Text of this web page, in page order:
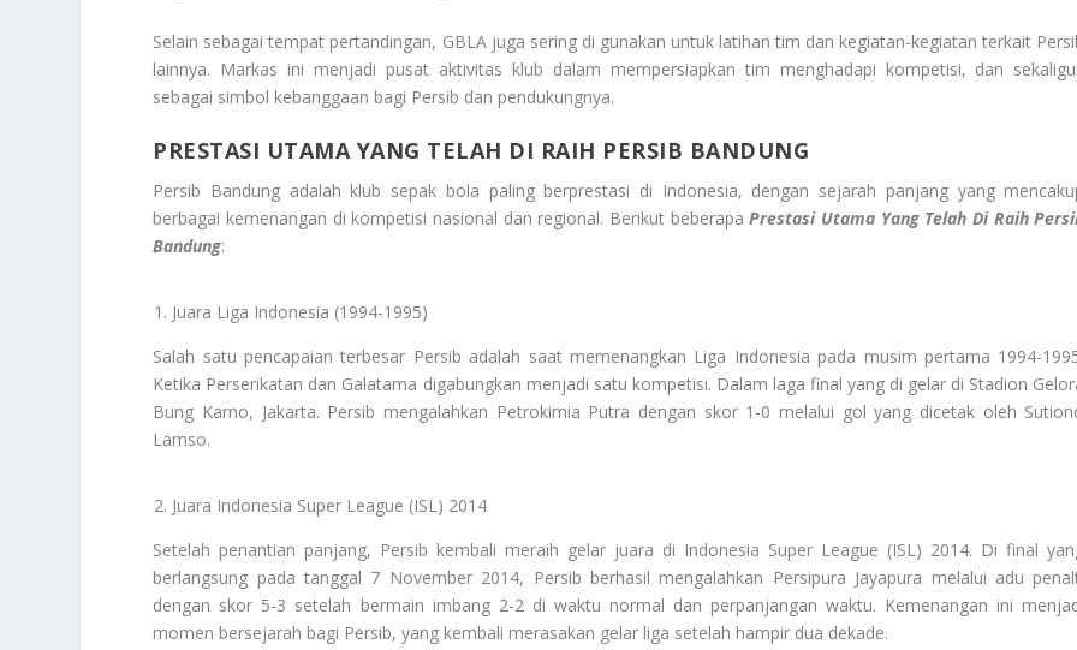
Selain sebagai tempat pertandingan, GBLA juga sering di gunakan untuk latihan tim dan kegiatan-kegiatan terkait
lainnya. Markas ini menjadi pusat aktivitas klub dalam mempersiapkan tim menghadapi kompetisi, dan
sebagai simbol kebanggaan bagi Persib dan pendukungnya.
PRESTASI UTAMA YANG TELAH DI RAIH PERSIB BANDUNG
Persib Bandung adalah klub sepak bola paling berprestasi di Indonesia, dengan sejarah panjang yang
berbagai kemenangan di kompetisi nasional dan regional. Berikut beberapaPrestasi Utama Yang Telah DiRaih
Bandung:
Juara Liga Indonesia (1994-1995)
Salah satu pencapaian terbesar Persib adalah saat memenangkan Liga Indonesia pada musim pertama 1994-
Ketika Perserikatan dan Galatama digabungkan menjadi satu kompetisi. Dalam laga final yang di gelar di Stadion
Bung Karno, Jakarta. Persib mengalahkan Petrokimia Putra dengan skor 1-0 melalui gol yang dicetak oleh
Lamso.
Juara Indonesia Super League (ISL) 2014
Setelah penantian panjang, Persib kembali meraih gelar juara di Indonesia Super League (ISL) 2014. Di final
berlangsung pada tanggal 7 November 2014, Persib berhasil mengalahkan Persipura Jayapura melalui adu
dengan skor 5-3 setelah bermain imbang 2-2 di waktu normal dan perpanjangan waktu. Kemenangan ini
momen bersejarah bagi Persib, yang kembali merasakan gelar liga setelah hampir dua dekade.